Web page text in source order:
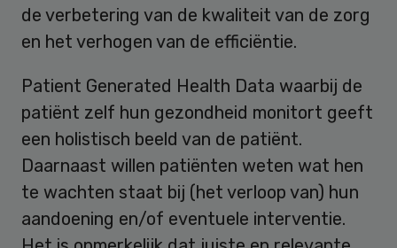
de verbetering van de kwaliteit van de zorg
en het verhogen van de efficiëntie.
Patient Generated Health Data waarbij de
patiënt zelf hun gezondheid monitort geeft
een holistisch beeld van de patiënt.
Daarnaast willen patiënten weten wat hen
te wachten staat bij (het verloop van) hun
aandoening en/of eventuele interventie.